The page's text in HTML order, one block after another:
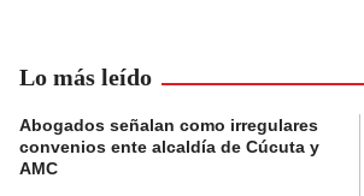
Lo más leído
Abogados señalan como irregulares
convenios ente alcaldía de Cúcuta y
AMC